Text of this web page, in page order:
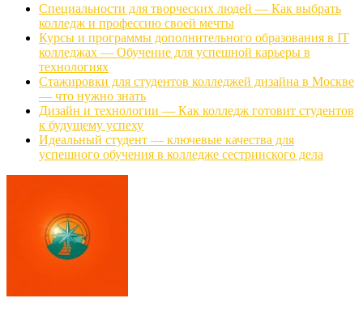
Специальности для творческих людей — Как выбрать
колледж и профессию своей мечты
Курсы и программы дополнительного образования в IT
колледжах — Обучение для успешной карьеры в
технологиях
Стажировки для студентов колледжей дизайна в Москве
— что нужно знать
Дизайн и технологии — Как колледж готовит студентов
к будущему успеху
Идеальный студент — ключевые качества для
успешного обучения в колледже сестринского дела